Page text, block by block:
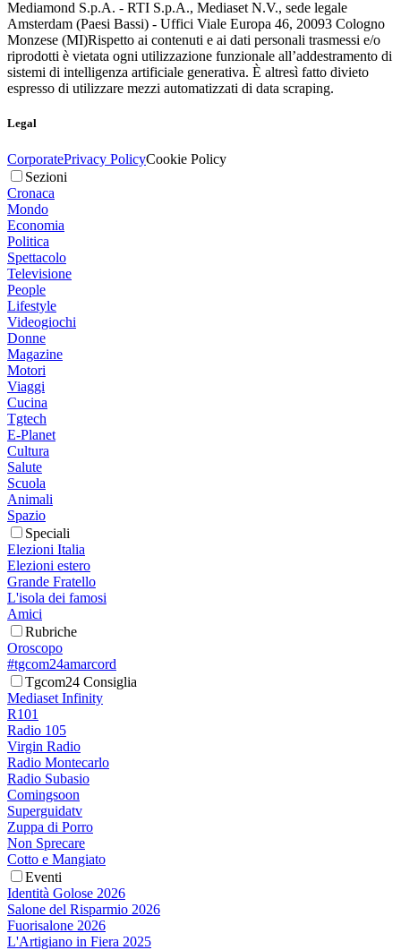
Mediamond S.p.A. - RTI S.p.A., Mediaset N.V., sede legale
Amsterdam (Paesi Bassi) - Uffici Viale Europa 46, 20093 Cologno
Monzese (MI)Rispetto ai contenuti e ai dati personali trasmessi e/o
riprodotti è vietata ogni utilizzazione funzionale all’addestramento di
sistemi di intelligenza artificiale generativa. È altresì fatto divieto
espresso di utilizzare mezzi automatizzati di data scraping.
Legal
CorporatePrivacy PolicyCookie Policy
Sezioni
Cronaca
Mondo
Economia
Politica
Spettacolo
Televisione
People
Lifestyle
Videogiochi
Donne
Magazine
Motori
Viaggi
Cucina
Tgtech
E-Planet
Cultura
Salute
Scuola
Animali
Spazio
Speciali
Elezioni Italia
Elezioni estero
Grande Fratello
L'isola dei famosi
Amici
Rubriche
Oroscopo
#tgcom24amarcord
Tgcom24 Consiglia
Mediaset Infinity
R101
Radio 105
Virgin Radio
Radio Montecarlo
Radio Subasio
Comingsoon
Superguidatv
Zuppa di Porro
Non Sprecare
Cotto e Mangiato
Eventi
Identità Golose 2026
Salone del Risparmio 2026
Fuorisalone 2026
L'Artigiano in Fiera 2025